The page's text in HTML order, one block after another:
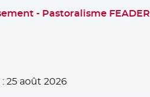
- Pastoralisme FEADER
25 août 2026